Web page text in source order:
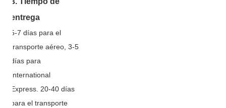
entrega
5-7 días para el
transporte aéreo, 3-5
días para
International
Express. 20-40 días
para el transporte